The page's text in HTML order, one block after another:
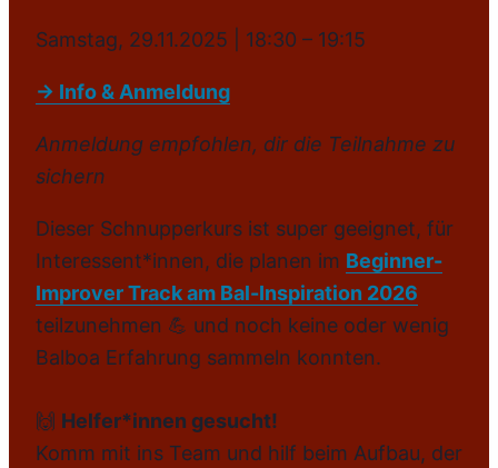
Samstag, 29.11.2025 | 18:30 – 19:15
→ Info & Anmeldung
Anmeldung empfohlen, dir die Teilnahme zu
sichern
Dieser Schnupperkurs ist super geeignet, für
Interessent*innen, die planen im Beginner-
Improver Track am Bal-Inspiration 2026
teilzunehmen 💪 und noch keine oder wenig
Balboa Erfahrung sammeln konnten.
🙌 Helfer*innen gesucht!
Komm mit ins Team und hilf beim Aufbau, der